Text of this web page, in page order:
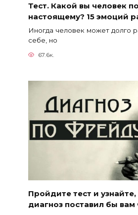
Тест. Какой вы человек
настоящему? 15 эмоций
Иногда человек может долго
себе, но
67.6к.
Пройдите тест и
диагноз поставил бы